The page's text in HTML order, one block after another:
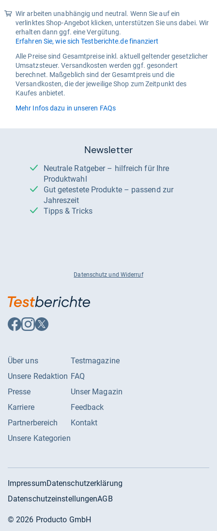
Wir arbeiten unabhängig und neutral. Wenn Sie auf ein
verlinktes Shop-Angebot klicken, unterstützen Sie uns dabei. Wir
erhalten dann ggf. eine Vergütung.
Erfahren Sie, wie sich Testberichte.de finanziert
Alle Preise sind Gesamtpreise inkl. aktuell geltender gesetzlicher
Umsatzsteuer. Versandkosten werden ggf. gesondert
berechnet. Maßgeblich sind der Gesamtpreis und die
Versandkosten, die der jeweilige Shop zum Zeitpunkt des
Kaufes anbietet.
Mehr Infos dazu in unseren FAQs
Newsletter
Neutrale Ratgeber – hilfreich für Ihre
Produktwahl
Gut getestete Produkte – passend zur
Jahreszeit
Tipps & Tricks
Datenschutz und Widerruf
Auf
Facebook
Auf
Instagram
Auf
X
Über uns
Unsere Redaktion
Presse
Karriere
Partnerbereich
Unsere Kategorien
Testmagazine
FAQ
Unser Magazin
Feedback
Kontakt
ImpressumDatenschutzerklärung
DatenschutzeinstellungenAGB
©2026 Producto GmbH